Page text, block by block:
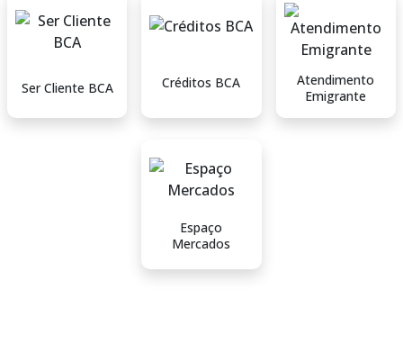
Ser Cliente BCA Créditos BCA
Atendimento
Emigrante
Espaço
Mercados